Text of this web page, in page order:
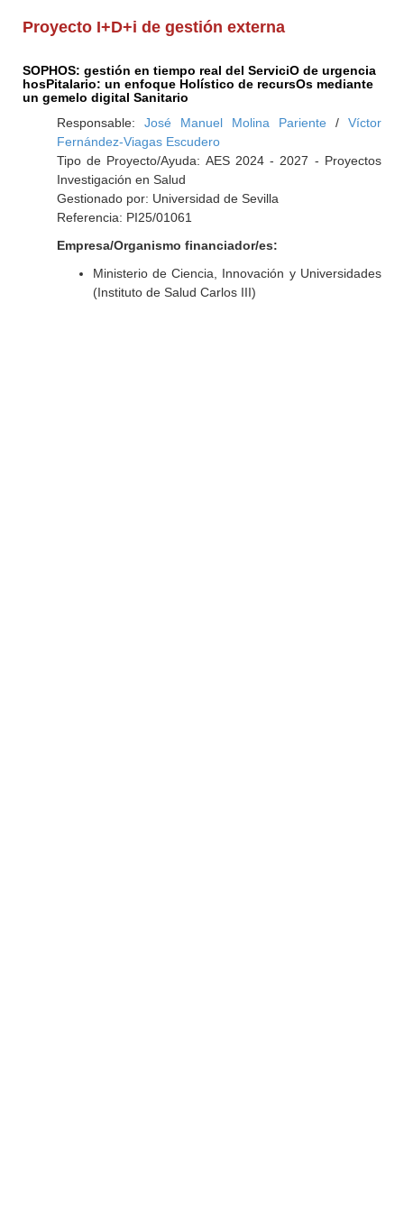
Proyecto I+D+i de gestión externa
SOPHOS: gestión en tiempo real del ServiciO de urgencia
hosPitalario: un enfoque Holístico de recursOs mediante
un gemelo digital Sanitario
Responsable: José Manuel Molina Pariente / Víctor
Fernández-Viagas Escudero
Tipo de Proyecto/Ayuda: AES 2024 - 2027 - Proyectos
Investigación en Salud
Gestionado por: Universidad de Sevilla
Referencia: PI25/01061
Empresa/Organismo financiador/es:
Ministerio de Ciencia, Innovación y Universidades
(Instituto de Salud Carlos III)